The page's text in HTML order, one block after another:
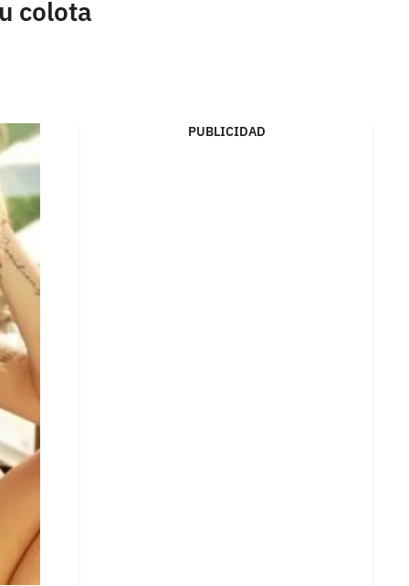
colota
PUBLICIDAD